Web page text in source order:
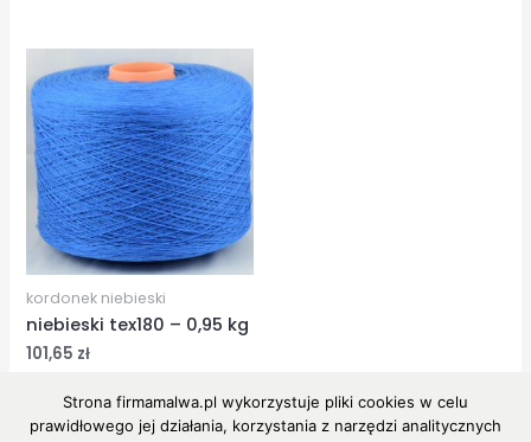
kordonek niebieski
niebieski tex180 – 0,95 kg
101,65 zł
Strona firmamalwa.pl wykorzystuje pliki cookies w celu
prawidłowego jej działania, korzystania z narzędzi analitycznych